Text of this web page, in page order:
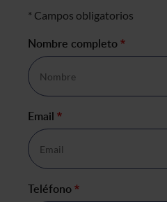
Formulario de negocio
* Campos obligatorios
Nombre completo *
Email *
Teléfono *